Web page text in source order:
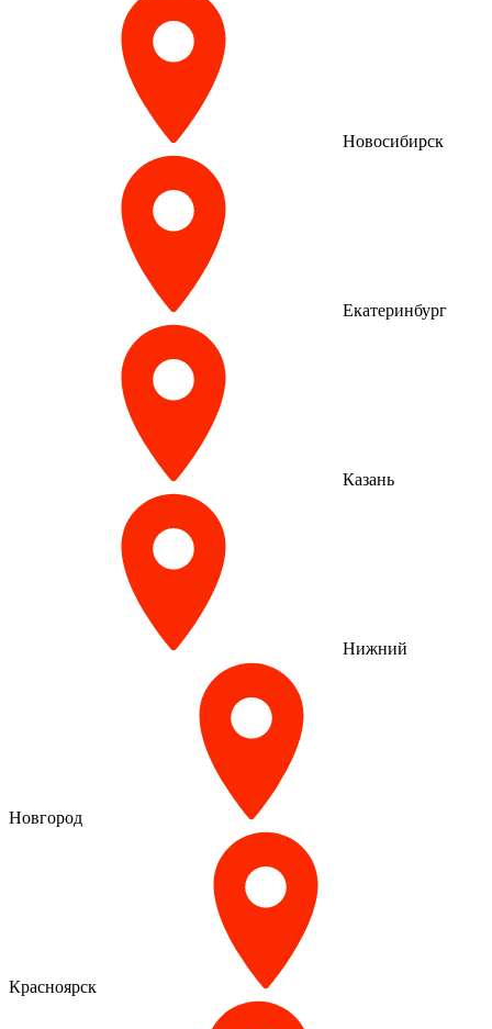
Новосибирск
Екатеринбург
Казань
Нижний
Новгород
Красноярск